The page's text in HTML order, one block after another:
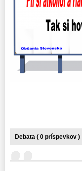
Debata ( 0 príspevkov )